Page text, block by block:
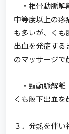
・椎骨動脈解
中等度以上の疼
も多いが、くも
出血を発症する
のマッサージで
・頸動脈解離
くも膜下出血
３．発熱を伴